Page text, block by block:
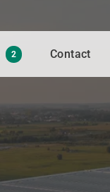
2 Contact